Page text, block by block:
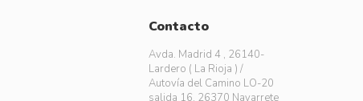
Contacto
Avda. Madrid 4 , 26140-
Lardero ( La Rioja ) /
Autovía del Camino LO-20
salida 16, 26370 Navarrete